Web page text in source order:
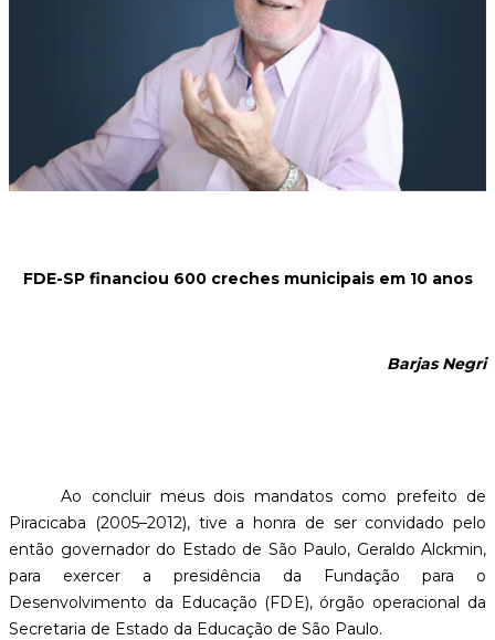
FDE-SP financiou 600 creches municipais em 10 anos
Barjas Negri
Ao concluir meus dois mandatos como prefeito de
Piracicaba (2005–2012), tive a honra de ser convidado pelo
então governador do Estado de São Paulo, Geraldo Alckmin,
para exercer a presidência da Fundação para o
Desenvolvimento da Educação (FDE), órgão operacional da
Secretaria de Estado da Educação de São Paulo.